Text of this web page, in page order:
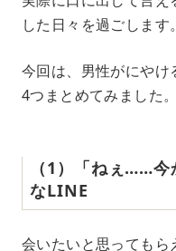
した日々を過ごします。
今回は、男性がにやけ
4つまとめてみました。
（1）「ねぇ……今
なLINE
会いたいと思ってもら